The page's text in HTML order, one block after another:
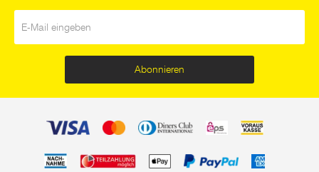
Abonnieren